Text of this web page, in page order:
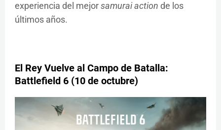
experiencia del mejorsamurai action de los
últimos años.
El Rey Vuelve al Campo de Batalla:
Battlefield 6 (10 de octubre)